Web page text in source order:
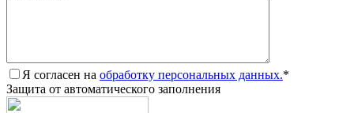
Я согласен на обработку персональных данных.*
Защита от автоматического заполнения